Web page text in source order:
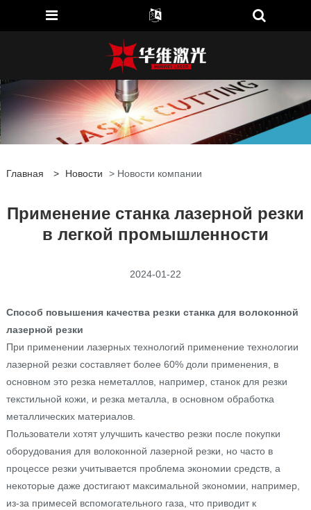
Главная > Новости > Новости компании
Применение станка лазерной резки
в легкой промышленности
2024-01-22
Способ повышения качества резки станка для волоконной
лазерной резки
При применении лазерных технологий применение технологии
лазерной резки составляет более 60% доли применения, в
основном это резка неметаллов, например, станок для резки
текстильной кожи, и резка металла, в основном обработка
металлических материалов.
Пользователи хотят улучшить качество резки после покупки
оборудования для волоконной лазерной резки, но часто в
процессе резки учитывается проблема экономии средств, а
некоторые даже достигают максимальной экономии, например,
из-за примесей вспомогательного газа, что приводит к